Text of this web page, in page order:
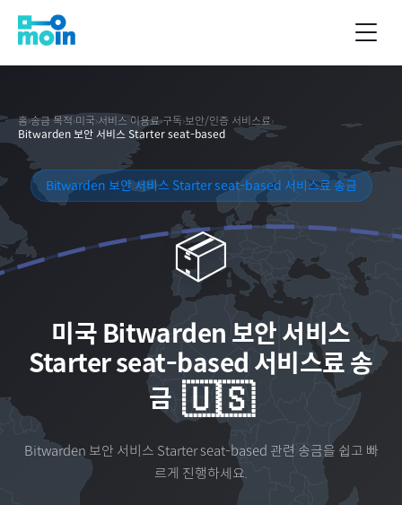
홈›송금 목적›미국›서비스 이용료›구독›보안/인증 서비스료›
Bitwarden 보안 서비스 Starter seat-based
Bitwarden 보안 서비스 Starter seat-based 서비스료 송금
📦
미국 Bitwarden 보안 서비스
Starter seat-based 서비스료 송
금 🇺🇸
Bitwarden 보안 서비스 Starter seat-based 관련 송금을 쉽고 빠
르게 진행하세요.